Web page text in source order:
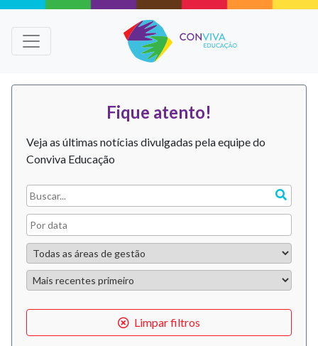
Fique atento!
Veja as últimas notícias divulgadas pela equipe do
Conviva Educação
Limpar filtros